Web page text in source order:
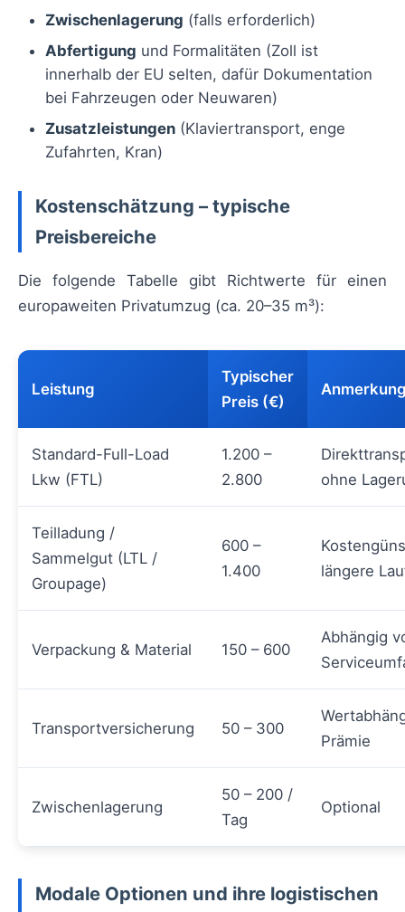
Zwischenlagerung (falls erforderlich)
Abfertigung und Formalitäten (Zoll ist
innerhalb der EU selten, dafür Dokumentation
bei Fahrzeugen oder Neuwaren)
Zusatzleistungen (Klaviertransport, enge
Zufahrten, Kran)
Kostenschätzung – typische
Preisbereiche
Die folgende Tabelle gibt Richtwerte für einen
europaweiten Privatumzug (ca. 20–35 m³):
Leistung
Typischer
Preis (€)
Standard-Full-Load
Lkw (FTL)
1.200 –
2.800
ohne
Teilladung /
Sammelgut (LTL /
Groupage)
600 –
1.400
längere
Verpackung & Material 150 – 600
Abhängig
Transportversicherung 50 – 300
Prämie
Zwischenlagerung
50 – 200 /
Tag
Optional
Modale Optionen und ihre logistischen